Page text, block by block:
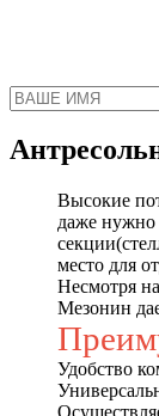
Высокие
даже нужно
место для
Несмотря
Мезонин
Удобство